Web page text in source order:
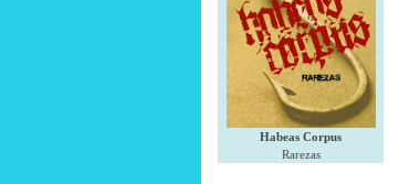
Habeas Corpus
Rarezas